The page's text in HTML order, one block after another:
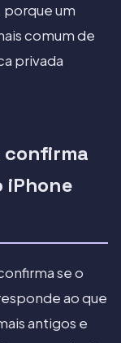
um
comum de
privada
confirma
iPhone
se o
ao que
antigos e